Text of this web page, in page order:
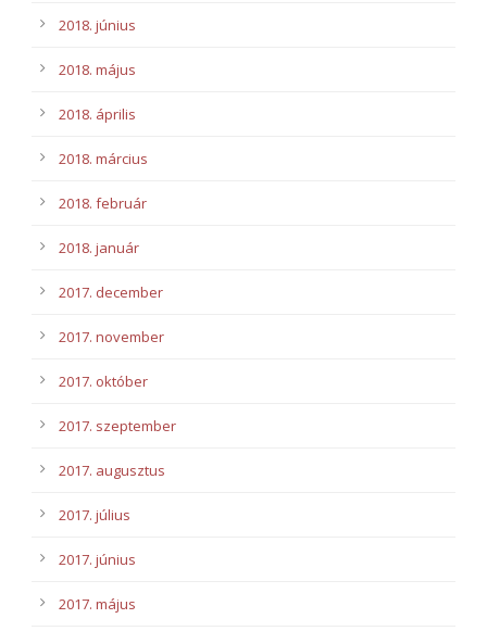
2018. június
2018. május
2018. április
2018. március
2018. február
2018. január
2017. december
2017. november
2017. október
2017. szeptember
2017. augusztus
2017. július
2017. június
2017. május